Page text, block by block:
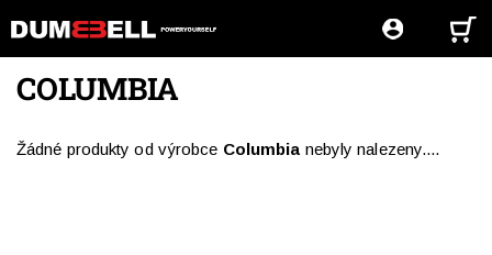
COLUMBIA
Žádné produkty od výrobce Columbia nebyly nalezeny....